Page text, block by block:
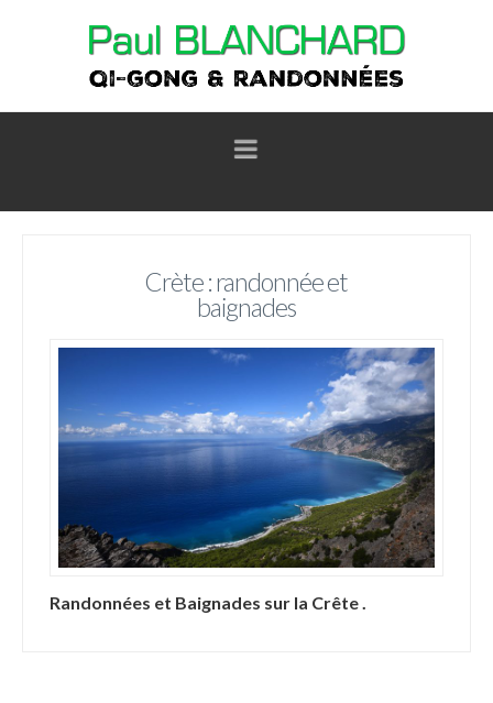
Navigation
Crète : randonnée et
baignades
Randonnées et Baignades sur la Crête .